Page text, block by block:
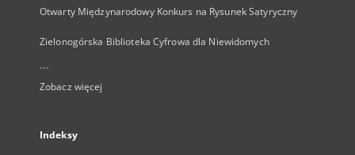
Otwarty Międzynarodowy Konkurs na Rysunek Satyryczny
Zielonogórska Biblioteka Cyfrowa dla Niewidomych
...
Zobacz więcej
Indeksy